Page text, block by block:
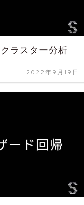
ラスター分析
2022年9月19日